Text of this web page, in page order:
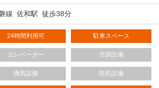
線 佐和駅 徒歩38分
24時間利用可 駐車スペース
エレベーター 空調設備
換気設備 防犯設備